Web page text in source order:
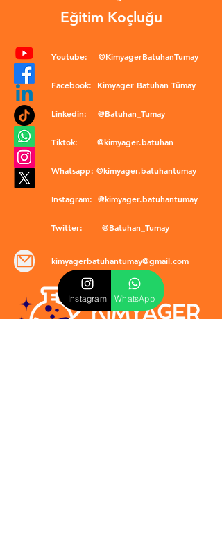
Eğitim Koçluğu
Youtube: @KimyagerBatuhanTumay
Facebook: Kimyager Batuhan Tümay
Linkedin: @Batuhan_Tumay
Tiktok: @kimyager.batuhan
Whatsapp: @kimyager.batuhantumay
Instagram: @kimyager.batuhantumay
Twitter: @Batuhan_Tumay
kimyagerbatuhantumay@gmail.com
Instagram WhatsApp